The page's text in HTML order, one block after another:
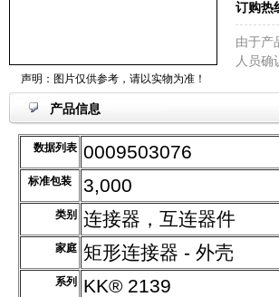
声明：图片仅供参考，请以实物为准！
订购热
由于产
人员确
产品信息
数据列表 0009503076
标准包装 3,000
类别 连接器，互连器件
家庭 矩形连接器 - 外壳
系列 KK® 2139